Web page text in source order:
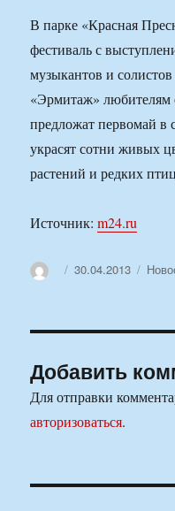
В парке «Красная
фестиваль с
музыкантов и
«Эрмитаж» любителям
предложат первомай
украсят сотни живых
растений и редких
Источник:m24.ru
АвторОпубликовано
30.04.2013
Добавить
Для отправки
авторизоваться.